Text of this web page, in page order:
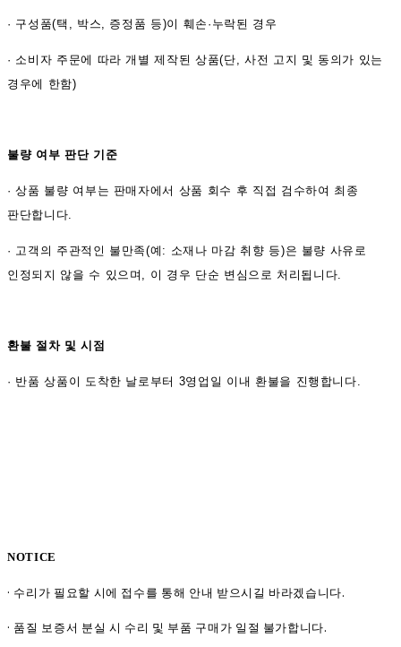
· 구성품(택, 박스, 증정품 등)이 훼손·누락된 경우
· 소비자 주문에 따라 개별 제작된 상품(단, 사전 고지 및 동의가 있는
경우에 한함)
불량 여부 판단 기준
·상품 불량 여부는 판매자에서 상품 회수 후 직접 검수하여 최종
판단합니다.
· 고객의 주관적인 불만족(예: 소재나 마감 취향 등)은 불량 사유로
인정되지 않을 수 있으며, 이 경우 단순 변심으로 처리됩니다.
환불 절차 및 시점
· 반품 상품이 도착한 날로부터 3영업일 이내 환불을 진행합니다.
NOTICE
· 수리가 필요할 시에 접수를 통해 안내 받으시길 바라겠습니다.
· 품질 보증서 분실 시 수리 및 부품 구매가 일절 불가합니다.